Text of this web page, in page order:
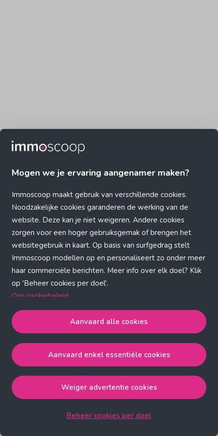
Mogen we je ervaring aangenamer maken?
Immoscoop maakt gebruik van verschillende cookies.
Noodzakelijke cookies garanderen de werking van de
website. Deze kan je niet weigeren. Andere cookies
zorgen voor een hoger gebruiksgemak of brengen het
websitegebruik in kaart. Op basis van surfgedrag stelt
Immoscoop modellen op en personaliseert zo onder meer
haar commerciële berichten. Meer info over elk doel? Klik
op 'Beheer cookies per doel'.
Ons cookiebeleid
Aanvaard alle cookiesgaat akkoord met de strict
noodzakelijke, analytische, functionele en advertentie
cookies.
de strict noodzakelijke cookies.
Weiger advertentie cookiesgaat akkoord met de strict
Aanvaard alle cookies
Aanvaard enkel essentiële cookies
Weiger advertentie cookies
Beheer cookies per doel
Application error: a client-side exception has occurred (see the
browser console for more information)